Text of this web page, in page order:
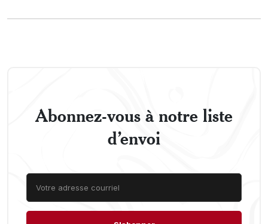
Abonnez-vous à notre liste
d’envoi